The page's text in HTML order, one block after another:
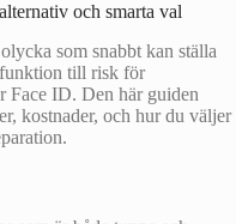
och smarta val
som snabbt kan ställa
till risk för
Face ID. Den här guiden
kostnader, och hur du väljer